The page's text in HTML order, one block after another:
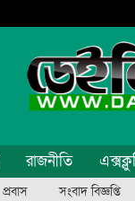
রাজনীতি
প্রবাস সংবাদ বিজ্ঞপ্তি